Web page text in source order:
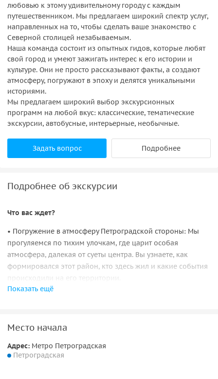
любовью к этому удивительному городу с каждым
путешественником. Мы предлагаем широкий спектр услуг,
направленных на то, чтобы сделать ваше знакомство с
Северной столицей незабываемым.
Наша команда состоит из опытных гидов, которые любят
свой город и умеют зажигать интерес к его истории и
культуре. Они не просто рассказывают факты, а создают
атмосферу, погружают в эпоху и делятся уникальными
историями.
Мы предлагаем широкий выбор экскурсионных
программ на любой вкус: классические, тематические
экскурсии, автобусные, интерьерные, необычные.
Задать вопрос Подробнее
Подробнее об экскурсии
Что вас ждет?
• Погружение в атмосферу Петроградской стороны: Мы
прогуляемся по тихим улочкам, где царит особая
атмосфера, далекая от суеты центра. Вы узнаете, как
формировался этот район, кто здесь жил и какие события
происходили на его территории.
• Исследование лабиринтов дворов: Мы заглянем в
жили и живут петербуржцы, какие тайны хранят эти
• Открытие великолепия парадных: Мы посетим самые
красивые и интересные парадные лестницы, украшенные
Показать ещё
Место начала
Адрес: Метро Петроградская
Петроградская